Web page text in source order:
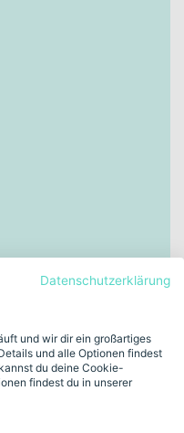
Reifen für Asphalt und
es Komfort,
Bosch
mit 90 Lux Frontlicht und
Aluminiumrahmen machen
Alltag, Pendelstrecken und
CX Gen 5; 250 W,
Datenschutzerklärung
und wir dir ein großartiges
und alle Optionen findest
du deine Cookie-
findest du in unserer